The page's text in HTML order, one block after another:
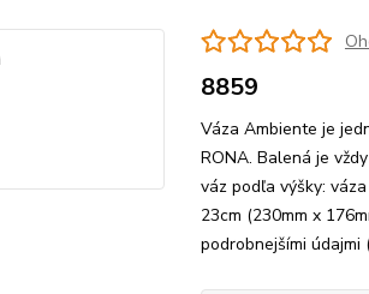
8859
Váza Ambiente je
RONA. Balená je
váz podľa výšky:
23cm (230mm x
podrobnejšími údajmi